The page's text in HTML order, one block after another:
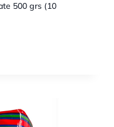
500 grs (10